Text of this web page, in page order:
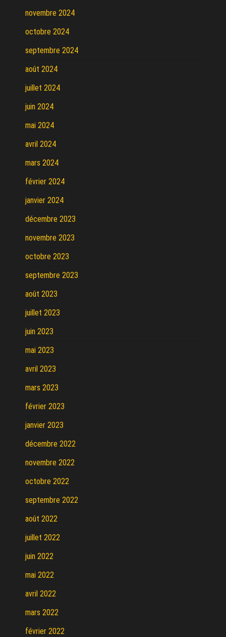
novembre 2024
octobre 2024
septembre 2024
août 2024
juillet 2024
juin 2024
mai 2024
avril 2024
mars 2024
février 2024
janvier 2024
décembre 2023
novembre 2023
octobre 2023
septembre 2023
août 2023
juillet 2023
juin 2023
mai 2023
avril 2023
mars 2023
février 2023
janvier 2023
décembre 2022
novembre 2022
octobre 2022
septembre 2022
août 2022
juillet 2022
juin 2022
mai 2022
avril 2022
mars 2022
février 2022